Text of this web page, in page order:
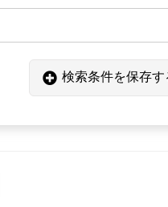
検索条件を保存す